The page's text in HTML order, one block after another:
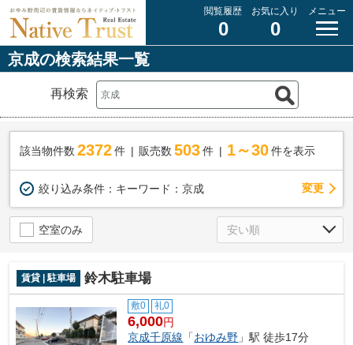
閲覧履歴
0
お気に入り
0
メニュー
京成の検索結果一覧
再検索
該当物件数 2372件 販売数 503 件 1～30 件を表示
絞り込み条件： キーワード：京成 変更
空室のみ
賃貸 | 駐車場 鈴木駐車場
敷0 礼0
6,000円
京成千原線 「おゆみ野 」駅 徒歩17分